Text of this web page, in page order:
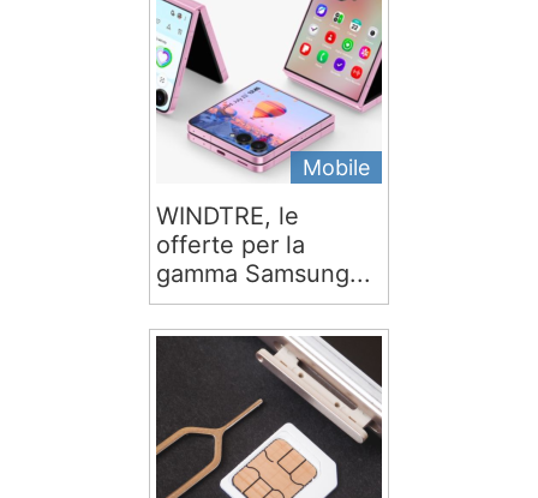
Mobile
WINDTRE, le
offerte per la
gamma Samsung...